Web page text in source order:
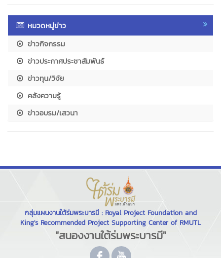
หมวดหมู่ข่าว
ข่าวกิจกรรม
ข่าวประกาศประชาสัมพันธ์
ข่าวทุน/วิจัย
คลังความรู้
ข่าวอบรม/เสวนา
กลุ่มแผนงานใต้ร่มพระบารมี : Royal Project Foundation and
King's Recommended Project Supporting Center of RMUTL
"สนองงานใต้ร่มพระบารมี"